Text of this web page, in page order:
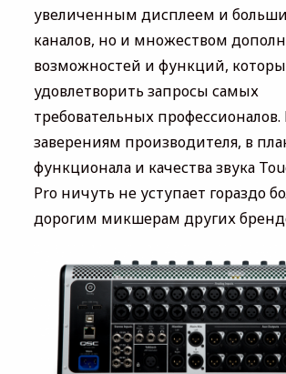
увеличенным дисплеем и
каналов, но и множеством
возможностей и функций,
удовлетворить запросы самых
требовательных профессионалов.
заверениям производителя, в
функционала и качества звука
Pro ничуть не уступает гораздо
дорогим микшерам других